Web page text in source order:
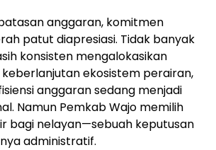
anggaran, komitmen
patut diapresiasi. Tidak banyak
konsisten mengalokasikan
ekosistem perairan,
anggaran sedang menjadi
Namun Pemkab Wajo memilih
bagi nelayan—sebuah keputusan
administratif.